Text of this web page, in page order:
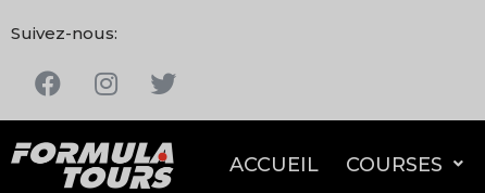
Suivez-nous:
ACCUEIL COURSES